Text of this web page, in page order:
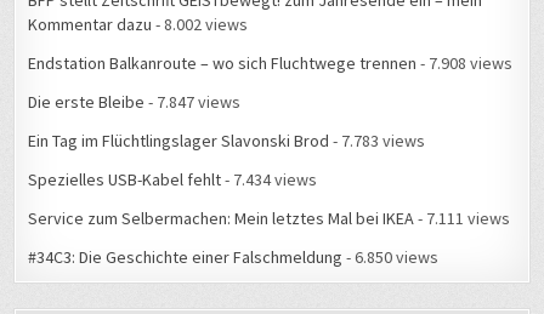
Kommentar dazu - 8.002 views
Endstation Balkanroute – wo sich Fluchtwege trennen - 7.908 views
Die erste Bleibe - 7.847 views
Ein Tag im Flüchtlingslager Slavonski Brod - 7.783 views
Spezielles USB-Kabel fehlt- 7.434 views
Service zum Selbermachen: Mein letztes Mal bei IKEA- 7.111 views
#34C3: Die Geschichte einer Falschmeldung - 6.850 views